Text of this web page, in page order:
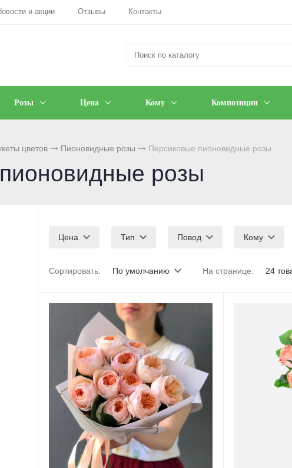
и акции Отзывы Контакты
Розы Цена Кому Композиции
цветов Пионовидные розы Персиковые пионовидные розы
розы
Цена Тип Повод Кому
Сортировать: По умолчанию На странице: 24